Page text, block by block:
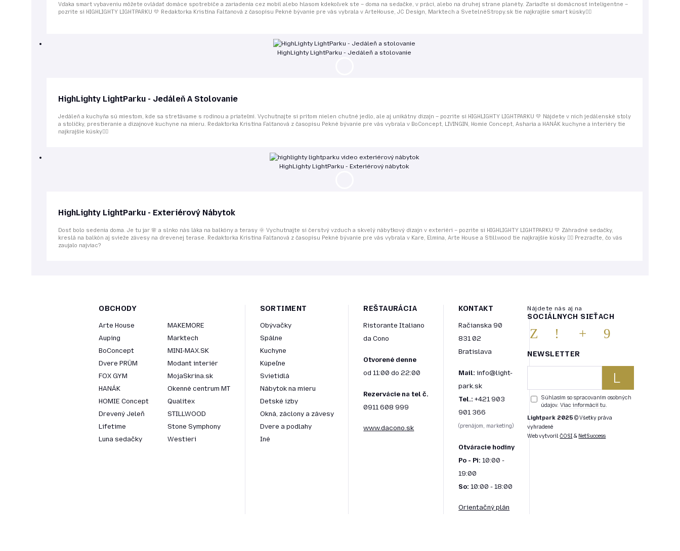
Vďaka smart vybaveniu môžete ovládať domáce spotrebiče a zariadenia cez mobil alebo hlasom kdekoľvek ste – doma na sedačke, v práci, alebo na druhej strane planéty. Zariaďte si domácnosť inteligentne –
pozrite si HIGHLIGHTY LIGHTPARKU 💛 Redaktorka Kristína Falťanová z časopisu Pekné bývanie pre vás vybrala v ArteHouse, JC Design, Marktech a SvetelnéStropy.sk tie najkrajšie smart kúsky👌🏻
HighLighty LightParku - Jedáleň a stolovanie
HighLighty LightParku - Jedáleň A Stolovanie
Jedáleň a kuchyňa sú miestom, kde sa stretávame s rodinou a priateľmi. Vychutnajte si pritom nielen chutné jedlo, ale aj unikátny dizajn – pozrite si HIGHLIGHTY LIGHTPARKU 💛 Nájdete v nich jedálenské stoly
a stoličky, prestieranie a dizajnové kuchyne na mieru. Redaktorka Kristína Falťanová z časopisu Pekné bývanie pre vás vybrala v BoConcept, LIVINGIN, Homie Concept, Asharia a HANÁK kuchyne a interiéry tie
najkrajšie kúsky👌🏻
HighLighty LightParku - Exteriérový nábytok
HighLighty LightParku - Exteriérový Nábytok
Dosť bolo sedenia doma. Je tu jar 🌸 a slnko nás láka na balkóny a terasy 🌞 Vychutnajte si čerstvý vzduch a skvelý nábytkový dizajn v exteriéri – pozrite si HIGHLIGHTY LIGHTPARKU 💛 Záhradné sedačky,
kreslá na balkón aj svieže závesy na drevenej terase. Redaktorka Kristína Falťanová z časopisu Pekné bývanie pre vás vybrala v Kare, Elmina, Arte House a Stillwood tie najkrajšie kúsky 👌🏻 Prezraďte, čo vás
zaujalo najviac?
OBCHODY
Arte House
Auping
BoConcept
Dvere PRÜM
FOX GYM
HANÁK
HOMIE Concept
Drevený Jeleň
Lifetime
Luna sedačky
MAKEMORE
Marktech
MINI-MAX.SK
Modant interiér
MojaSkrina.sk
Okenné centrum MT
Qualitex
STILLWOOD
Stone Symphony
Westieri
SORTIMENT
Obývačky
Spálne
Kuchyne
Kúpeľne
Svietidlá
Nábytok na mieru
Detské izby
Okná, záclony a závesy
Dvere a podlahy
Iné
REŠTAURÁCIA
Ristorante Italiano
da Cono
Otvorené denne
od 11:00 do 22:00
Rezervácie na tel č.
0911 608 999
www.dacono.sk
KONTAKT
Račianska 90
831 02
Bratislava
Mail: info@light-
park.sk
Tel.: +421 903
901 366
(prenájom, marketing)
Otváracie hodiny
Po - Pi: 10:00 -
19:00
So: 10:00 - 18:00
Orientačný plán
Nájdete nás aj na
SOCIÁLNYCH SIEŤACH
FAC
OO
K
INS
RA
M
YO
UB
E
TE
RE
ST
NEWSLETTER
Súhlasím so spracovaním osobných
údajov. Viac informácií tu.
Lightpark 2025 © Všetky práva
vyhradené
Web vytvorilČOSI & NetSuccess